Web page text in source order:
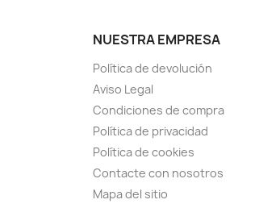
NUESTRA EMPRESA
Política de devolución
Aviso Legal
Condiciones de compra
Política de privacidad
Política de cookies
Contacte con nosotros
Mapa del sitio